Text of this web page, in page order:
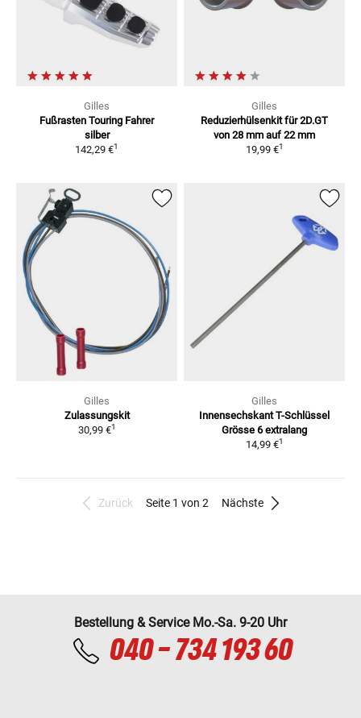
Gilles
Fußrasten Touring Fahrer
silber
142,29 €1
Gilles
Reduzierhülsenkit für 2D.GT
von 28 mm auf 22 mm
19,99 €1
Gilles
Zulassungskit
30,99 €1
Gilles
Innensechskant T-Schlüssel
Grösse 6 extralang
14,99 €1
Zurück Seite 1 von 2 Nächste
Bestellung & Service Mo.-Sa. 9-20 Uhr
040 - 734 193 60